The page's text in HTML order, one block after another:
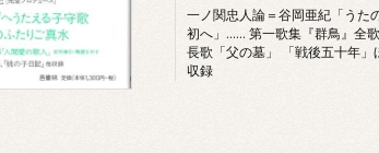
一ノ関忠人論＝谷岡亜紀「うた
初へ」…… 第一歌集『群鳥』全歌
長歌「父の墓」 「戦後五十年」
収録